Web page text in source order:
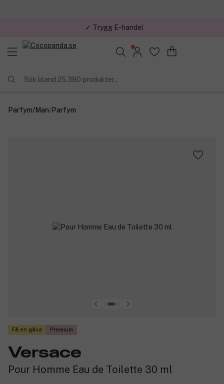
✓ Trygg E-handel
Sök bland 25.380 produkter..
Parfym/Man/Parfym
Få en gåva Premium
Versace
Pour Homme Eau de Toilette 30 ml